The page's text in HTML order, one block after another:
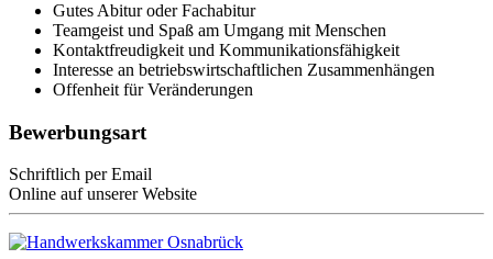
Gutes Abitur oder Fachabitur
Teamgeist und Spaß am Umgang mit Menschen
Kontaktfreudigkeit und Kommunikationsfähigkeit
Interesse an betriebswirtschaftlichen Zusammenhängen
Offenheit für Veränderungen
Bewerbungsart
Schriftlich per Email
Online auf unserer Website